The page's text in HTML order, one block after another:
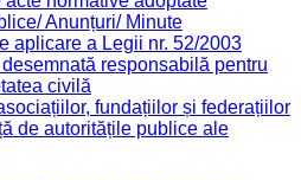
Anunțuri/ Minute
aplicare a Legii nr. 52/2003
responsabilă pentru
civilă
fundațiilor și federațiilor
de autoritățile publice ale